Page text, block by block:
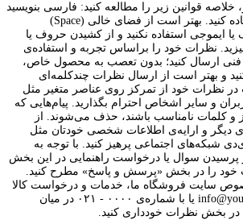
قوانین زیر را مطالعه کنید: فارسی بنویسید
و از کیبورد فارسی استفاده کنید. بهتر است از فضای خالی (Space)
ایموجی استفاده نکنید و از کشیدن حروف یا
نظرات خود را براساس تجربه و استفاده‌ی
فنی ارسال کنید؛ بدون تعصب به محصول خاص،
و بهتر است از ارسال نظرات چندکلمه‌‌ای
در نظرات خود از تمرکز روی عناصر متغیر مثل
و سایر اشخاص احترام بگذارید. پیام‌هایی که
و کلمات نامناسب باشند، حذف می‌شوند. از
دیگر و ارایه‌ی اطلاعات شخصی خودتان مثل
شبکه‌های اجتماعی پرهیز کنید. با توجه به
سوال یا درخواست راهنمایی در این بخش
خود را در بخش «پرسش و پاسخ» مطرح کنید.
سایت فروشگاه ما، خدمات و درخواست کالا
را با ایمیل info@yourdomain.com یا با شماره‌ی ۰۰۰۰ - ۰۲۱ در میان
در بخش نظرات خودداری کنید.